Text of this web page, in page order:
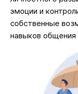
эмоции и
собственные
навыков